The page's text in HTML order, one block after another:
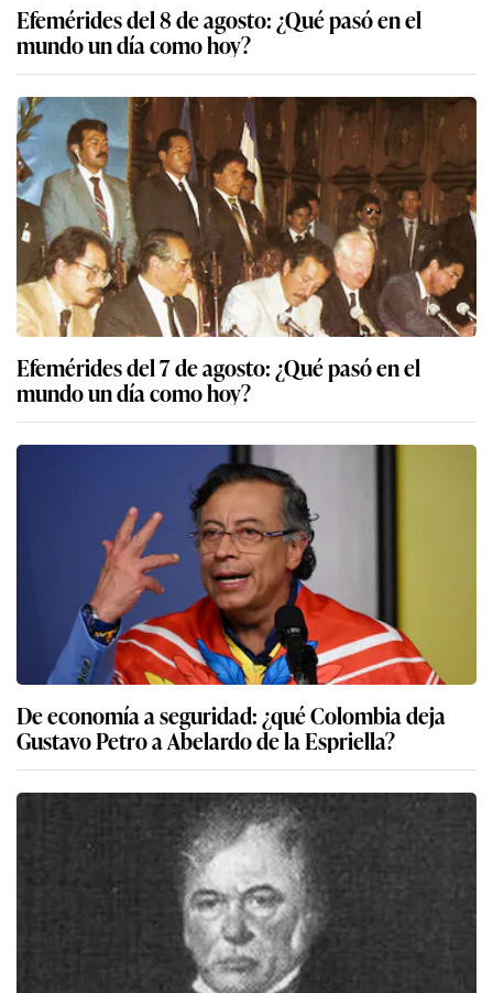
Efemérides del 8 de agosto: ¿Qué pasó en el
mundo un día como hoy?
Efemérides del 7 de agosto: ¿Qué pasó en el
mundo un día como hoy?
De economía a seguridad: ¿qué Colombia deja
Gustavo Petro a Abelardo de la Espriella?